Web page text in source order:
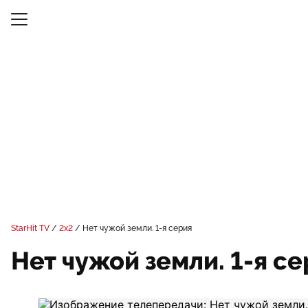
StarHit TV 2x2 Нет чужой земли. 1-я серия
Нет чужой земли. 1-я